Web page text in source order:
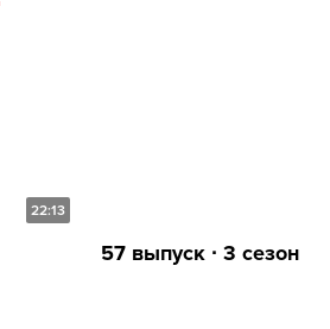
22:13
57 выпуск ∙ 3 сезон